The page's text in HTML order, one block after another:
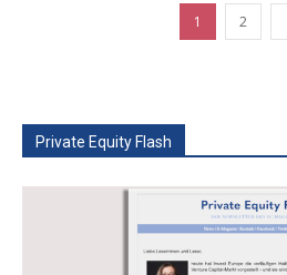
1 2
Private Equity Flash